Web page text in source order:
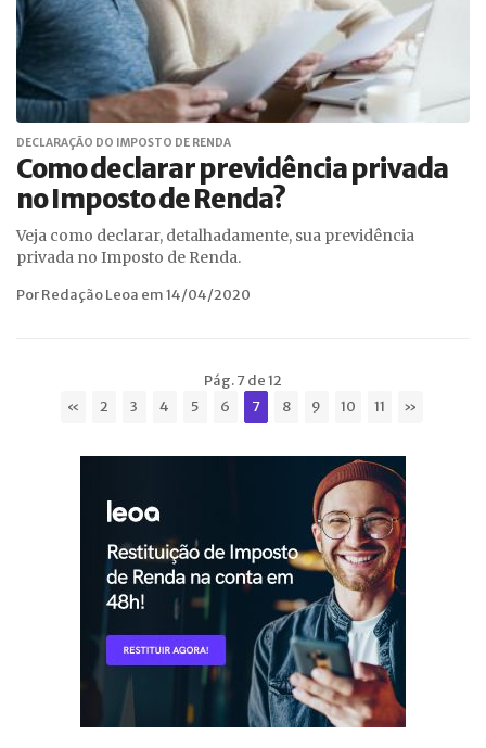
DECLARAÇÃO DO IMPOSTO DE RENDA
Como declarar previdência privada
no Imposto de Renda?
Veja como declarar, detalhadamente, sua previdência
privada no Imposto de Renda.
Por Redação Leoa em 14/04/2020
Pág. 7 de 12
«
2 3 4 5 6 7 8 9 10 11 »